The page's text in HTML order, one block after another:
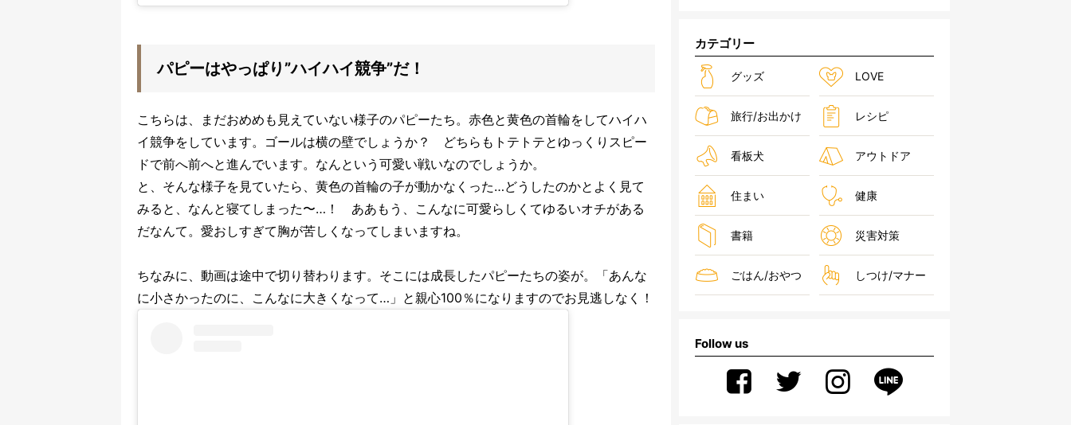
パピーはやっぱり”ハイハイ競争”だ！
こちらは、まだおめめも見えていない様子のパピーたち。赤色と黄色の首輪をしてハイハ
イ競争をしています。ゴールは横の壁でしょうか？ どちらもトテトテとゆっくりスピー
ドで前へ前へと進んでいます。なんという可愛い戦いなのでしょうか。
と、そんな様子を見ていたら、黄色の首輪の子が動かなくった…どうしたのかとよく見て
みると、なんと寝てしまった〜…！ ああもう、こんなに可愛らしくてゆるいオチがある
だなんて。愛おしすぎて胸が苦しくなってしまいますね。
ちなみに、動画は途中で切り替わります。そこには成長したパピーたちの姿が。「あんな
に小さかったのに、こんなに大きくなって…」と親心100％になりますのでお見逃しなく！
カテゴリー
グッズ LOVE
旅行/お出かけ レシピ
看板犬 アウトドア
住まい 健康
書籍 災害対策
ごはん/おやつ しつけ/マナー
Follow us